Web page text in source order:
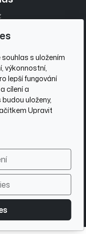
ve spojení.
na
s uložením
výkonnostní,
lepší fungování
cílení a
uloženy,
Upravit